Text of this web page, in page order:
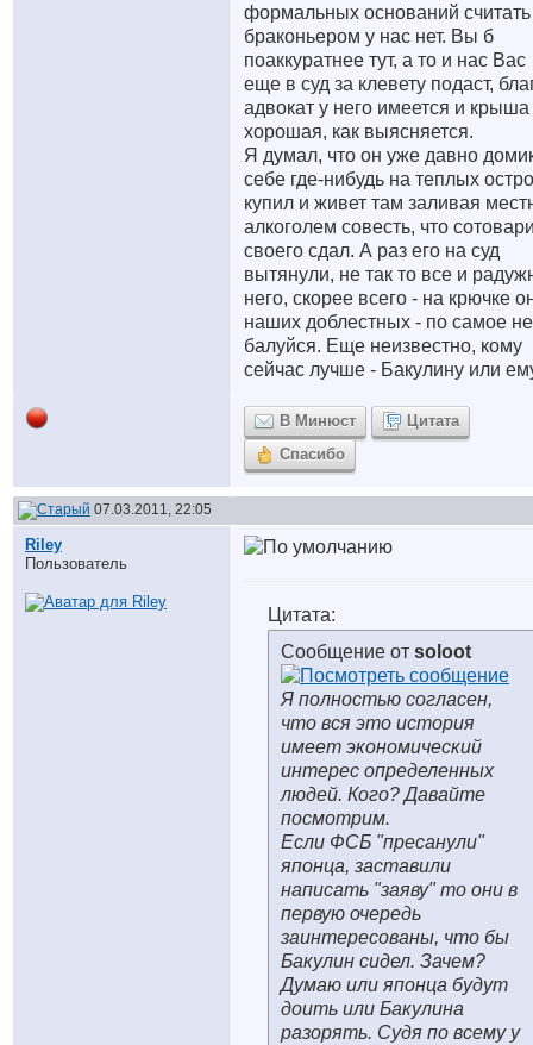
формальных оснований считать
браконьером у нас нет. Вы б
поаккуратнее тут, а то и нас Вас
еще в суд за клевету подаст,
адвокат у него имеется и крыша
хорошая, как выясняется.
Я думал, что он уже давно
себе где-нибудь на теплых
купил и живет там заливая
алкоголем совесть, что
своего сдал. А раз его на суд
вытянули, не так то все и
него, скорее всего - на крючке
наших доблестных - по самое не
балуйся. Еще неизвестно, кому
сейчас лучше - Бакулину или
В Минюст
Цитата
Спасибо
07.03.2011, 22:05
Riley
Пользователь
Цитата:
Сообщение от soloot
Я полностью согласен,
что вся это история
имеет экономический
интерес определенных
людей. Кого? Давайте
посмотрим.
Если ФСБ "пресанули"
японца, заставили
написать "заяву" то они в
первую очередь
заинтересованы, что бы
Бакулин сидел. Зачем?
Думаю или японца будут
доить или Бакулина
разорять. Судя по всему у